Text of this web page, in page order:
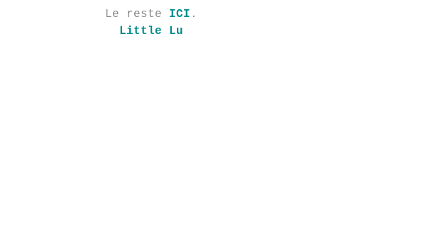
Le reste ICI .
Little Lu